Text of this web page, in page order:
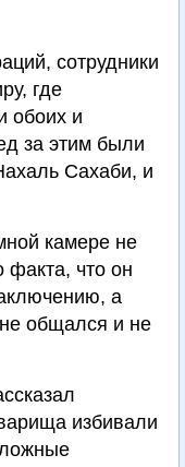
сотрудники
где
обоих и
за этим были
Сахаби, и
камере не
факта, что он
а
общался и не
избивали